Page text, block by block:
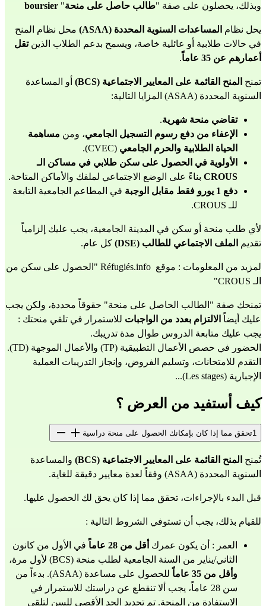
وبذلك، يحصلون على صفة "طالب حاصل على منحة"
يحل نظام المساعدات السنوية المحددة (ASAA)
في حالات طلابية أو عائلية خاصة، ويسمح بدعم الطلاب الذين
أعمارهم عن 35 عاماً
.
تمنح المنح القائمة على المعايير الاجتماعية (BCS)
السنوية المحددة (ASAA) المزايا التالية:
تقاضي منحة شهرية.
الإعفاء من دفع رسوم التسجيل الجامعي، ومن
الحياة الطلابية والحرم الجامعي (CVEC).
الأولوية في الحصول على سكن طلابي في مساكن الـ
CROUS بناءً على الوضع الاجتماعي لملفك والأماكن المتاحة.
دفع 1 يورو فقط مقابل الوجبة
للـ CROUS.
تقديم الملف الاجتماعي للطالب (DSE) كل عام.
لمزيد من المعلومات : موقع  Réfugiés.info "
الـ CROUS
"
عليك أيضاً الالتزام بعدد من الواجبات للاستمرار في تلقي منحتك :
يجب عليك متابعة الدروس طوال مدة تدريبك.
الحضور في حصص الأعمال التطبيقية (TP) والأعمال الموجهة (TD).
الإجبارية (Les stages)...
كيف أستفيد من العرض ؟
1تحقق مما إذا كان بإمكانك الحصول على منحة دراسية
تُمنح المنح القائمة على المعايير الاجتماعية (BCS)
السنوية المحددة (ASAA) وفقاً لعدة معايير دقيقة للغاية.
قبل البدء بالإجراءات، تحقق مما إذا كان يحق لك الحصول عليها.
للقيام بذلك، يجب أن تستوفي الشروط التالية :
العمر : أن يكون عمرك أقل من 28 عاماً
الثاني/يناير من السنة الجامعية لطلب منحة (BCS) لأول مرة،
وأقل من 35 عاماً